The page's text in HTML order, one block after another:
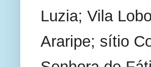
Luzia; Vila
Araripe; sítio